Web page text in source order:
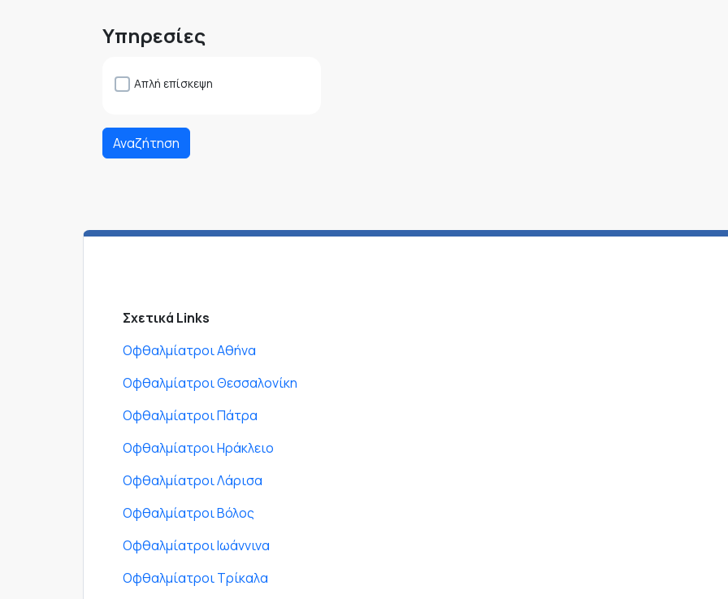
Υπηρεσίες
Απλή επίσκεψη
Αναζήτηση
Σχετικά Links
Οφθαλμίατροι Αθήνα
Οφθαλμίατροι Θεσσαλονίκη
Οφθαλμίατροι Πάτρα
Οφθαλμίατροι Ηράκλειο
Οφθαλμίατροι Λάρισα
Οφθαλμίατροι Βόλος
Οφθαλμίατροι Ιωάννινα
Οφθαλμίατροι Τρίκαλα